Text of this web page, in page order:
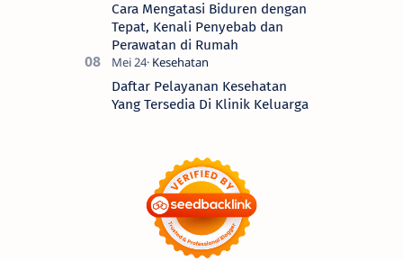
Cara Mengatasi Biduren dengan
Tepat, Kenali Penyebab dan
Perawatan di Rumah
Daftar Pelayanan Kesehatan
Yang Tersedia Di Klinik Keluarga